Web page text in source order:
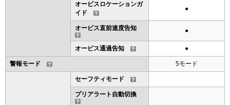
オービスロケーションガ
イド
●
オービス直前速度告知 ●
オービス通過告知 ●
警報モード 5モード
セーフティモード
プリアラート自動切換